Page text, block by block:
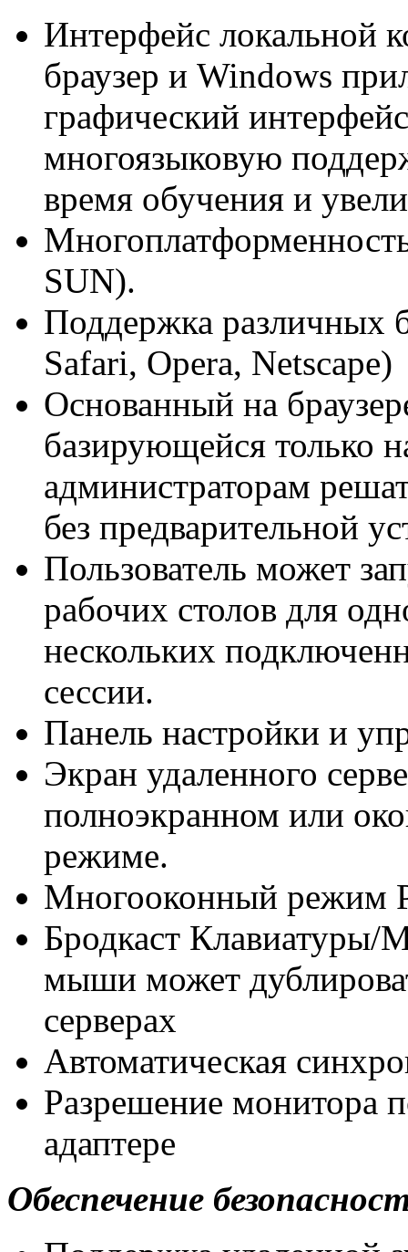
Интерфейс локальной
браузер и Windows
графический
многоязыковую
время обучения и
SUN).
Поддержка различных
Safari, Opera, Netscape)
Основанный на
базирующейся только
администраторам
без предварительной
Пользователь может
рабочих столов для
нескольких
сессии.
Панель настройки и
Экран удаленного
полноэкранном или
режиме.
Многооконный режим
Бродкаст
мыши может
серверах
Автоматическая
Разрешение монитора
адаптере
Обеспечение